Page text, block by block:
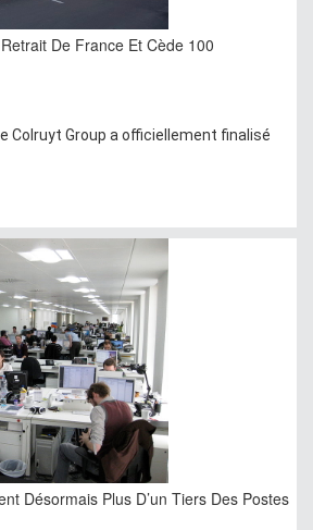
De France Et Cède 100
Colruyt Group a officiellement finalisé
Désormais Plus D’un Tiers Des Postes